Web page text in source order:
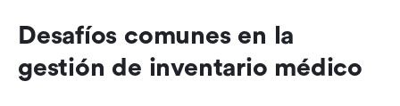
Desafíos comunes en la
gestión de inventario médico